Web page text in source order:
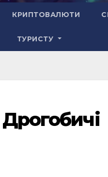
КРИПТОВАЛЮТИ
ТУРИСТУ